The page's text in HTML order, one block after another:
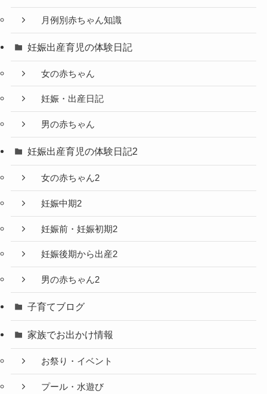
月例別赤ちゃん知識
妊娠出産育児の体験日記
女の赤ちゃん
妊娠・出産日記
男の赤ちゃん
妊娠出産育児の体験日記2
女の赤ちゃん2
妊娠中期2
妊娠前・妊娠初期2
妊娠後期から出産2
男の赤ちゃん2
子育てブログ
家族でお出かけ情報
お祭り・イベント
プール・水遊び